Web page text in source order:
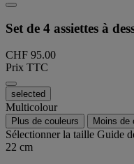
Set de 4 assiettes à
CHF 95.00
Prix TTC
selected
Multicolour
Plus de couleurs Moins de
Sélectionner la taille Guide
22 cm